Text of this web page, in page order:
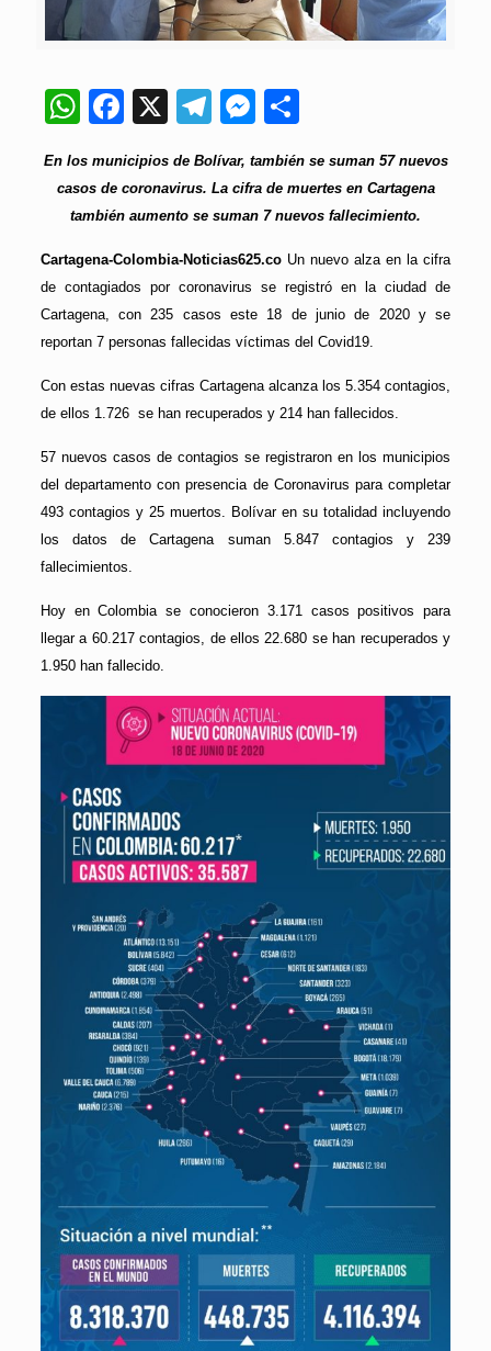
WhatsApp
Facebook
X Telegram
Messenger
En los municipios de Bolívar, también se suman 57 nuevos
casos de coronavirus. La cifra de muertes en Cartagena
también aumento se suman 7 nuevos fallecimiento.
Cartagena-Colombia-Noticias625.co Un nuevo alza en la cifra
de contagiados por coronavirus se registró en la ciudad de
Cartagena, con 235 casos este 18 de junio de 2020 y se
reportan 7 personas fallecidas víctimas del Covid19.
Con estas nuevas cifras Cartagena alcanza los 5.354 contagios,
de ellos 1.726 se han recuperados y 214 han fallecidos.
57 nuevos casos de contagios se registraron en los municipios
del departamento con presencia de Coronavirus para completar
493 contagios y 25 muertos. Bolívar en su totalidad incluyendo
los datos de Cartagena suman 5.847 contagios y 239
fallecimientos.
Hoy en Colombia se conocieron 3.171 casos positivos para
llegar a 60.217 contagios, de ellos 22.680 se han recuperados y
1.950 han fallecido.